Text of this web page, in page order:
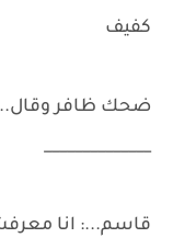
كفيف
ضحك ظافر وقال....:
______________
قاسم...: انا